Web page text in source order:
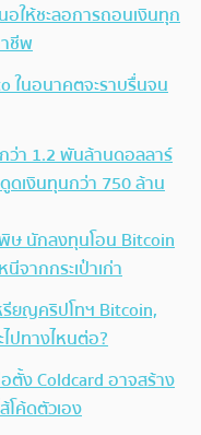
ให้ชะลอการถอนเงินทุก
ชีพ
ในอนาคตจะราบรื่นจน
ว่า 1.2 พันล้านดอลลาร์
เงินทุนกว่า 750 ล้าน
ษ นักลงทุนโอน Bitcoin
จากกระเป๋าเก่า
รียญคริปโทฯ Bitcoin,
ไปทางไหนต่อ?
ง Coldcard อาจสร้าง
ค้ดตัวเอง